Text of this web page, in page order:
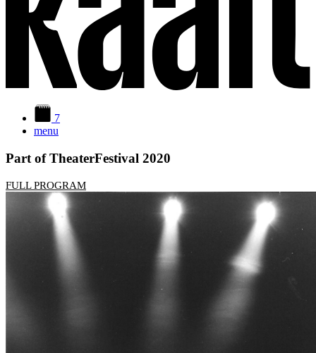
7
menu
Part of TheaterFestival 2020
FULL PROGRAM